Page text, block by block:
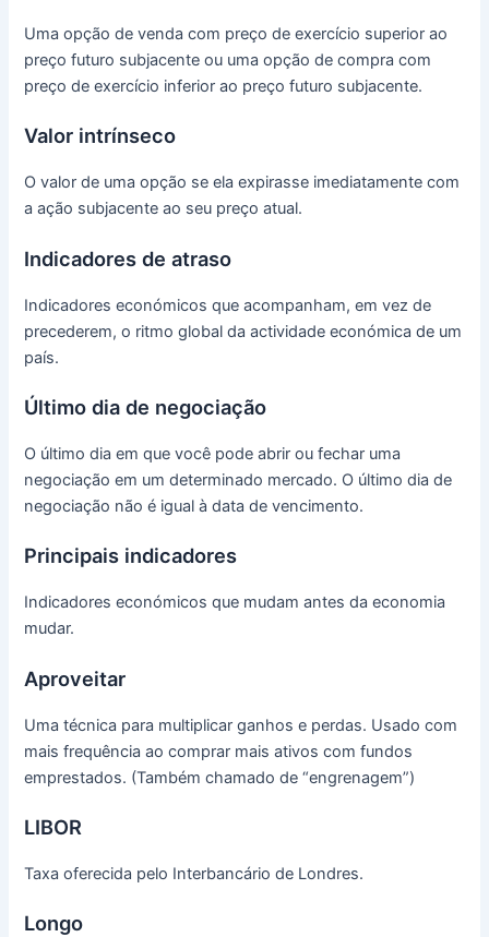
Uma opção de venda com preço de exercício superior ao
preço futuro subjacente ou uma opção de compra com
preço de exercício inferior ao preço futuro subjacente.
Valor intrínseco
O valor de uma opção se ela expirasse imediatamente com
a ação subjacente ao seu preço atual.
Indicadores de atraso
Indicadores económicos que acompanham, em vez de
precederem, o ritmo global da actividade económica de um
país.
Último dia de negociação
O último dia em que você pode abrir ou fechar uma
negociação em um determinado mercado. O último dia de
negociação não é igual à data de vencimento.
Principais indicadores
Indicadores económicos que mudam antes da economia
mudar.
Aproveitar
Uma técnica para multiplicar ganhos e perdas. Usado com
mais frequência ao comprar mais ativos com fundos
emprestados. (Também chamado de “engrenagem”)
LIBOR
Taxa oferecida pelo Interbancário de Londres.
Longo